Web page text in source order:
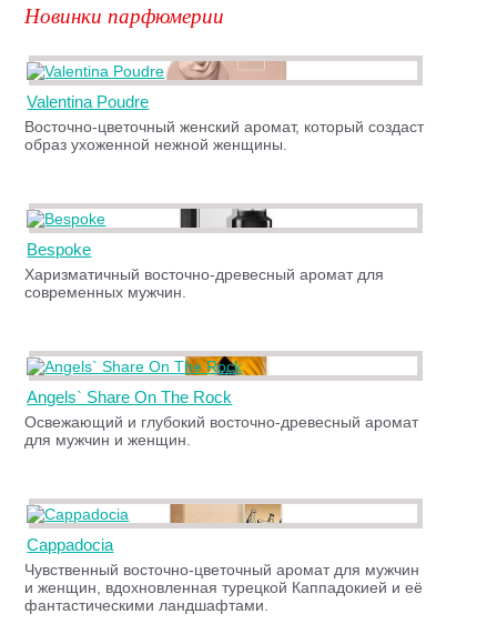
Новинки парфюмерии
Valentina Poudre
Восточно-цветочный женский аромат, который создаст
образ ухоженной нежной женщины.
Bespoke
Харизматичный восточно-древесный аромат для
современных мужчин.
Angels` Share On The Rock
Освежающий и глубокий восточно-древесный аромат
для мужчин и женщин.
Cappadocia
Чувственный восточно-цветочный аромат для мужчин
и женщин, вдохновленная турецкой Каппадокией и её
фантастическими ландшафтами.